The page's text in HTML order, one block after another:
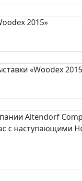
2015»
«Woodex
Altendorf
с наступающими